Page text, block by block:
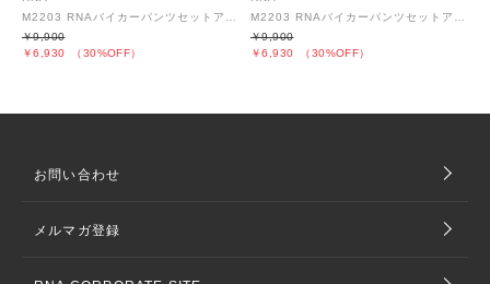
￥6,930 （30%OFF）
￥9,900
￥6,930 （30%OFF）
￥9,900
お問い合わせ
メルマガ登録